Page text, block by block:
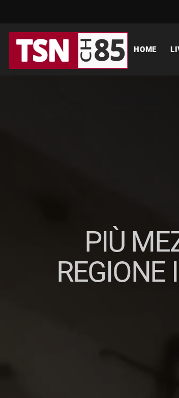
HOME
PIÙ